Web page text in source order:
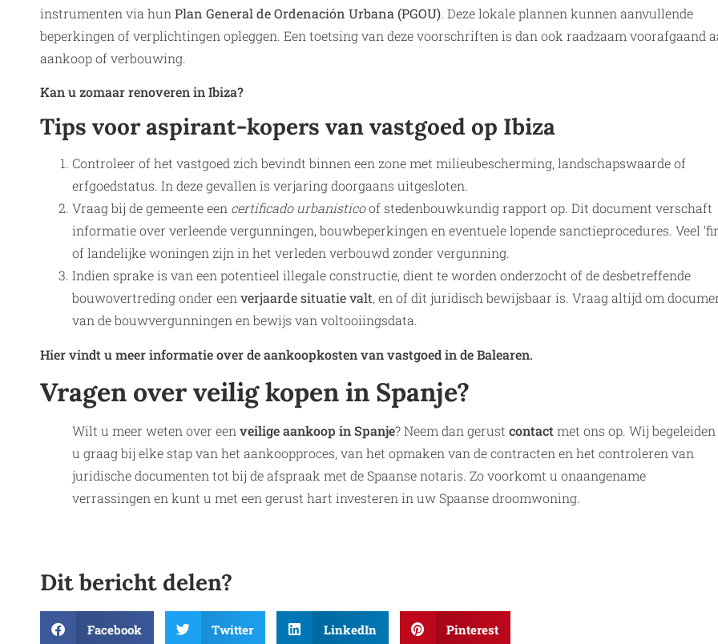
instrumenten via hun Plan General de Ordenación Urbana (PGOU). Deze lokale plannen kunnen aanvullende
beperkingen of verplichtingen opleggen. Een toetsing van deze voorschriften is dan ook raadzaam voorafgaand
aankoop of verbouwing.
Kan u zomaar renoveren in Ibiza?
Tips voor aspirant-kopers van vastgoed op Ibiza
Controleer of het vastgoed zich bevindt binnen een zone met milieubescherming, landschapswaarde of
erfgoedstatus. In deze gevallen is verjaring doorgaans uitgesloten.
Vraag bij de gemeente een certificado urbanísticoof stedenbouwkundig rapport op. Dit document verschaft
informatie over verleende vergunningen, bouwbeperkingen en eventuele lopende sanctieprocedures. Veel
of landelijke woningen zijn in het verleden verbouwd zonder vergunning.
Indien sprake is van een potentieel illegale constructie, dient te worden onderzocht of de desbetreffende
bouwovertreding onder eenverjaarde situatie valt, en of dit juridisch bewijsbaar is. Vraag altijd om
van de bouwvergunningen en bewijs van voltooiingsdata.
Hier vindt u meer informatie over de aankoopkosten van vastgoed in de Balearen.
Vragen over veilig kopen in Spanje?
Wilt u meer weten over een veilige aankoop in Spanje? Neem dan gerust contact met ons op. Wij begeleiden
u graag bij elke stap van het aankoopproces, van het opmaken van de contracten en het controleren van
juridische documenten tot bij de afspraak met de Spaanse notaris. Zo voorkomt u onaangename
verrassingen en kunt u met een gerust hart investeren in uw Spaanse droomwoning.
Dit bericht delen?
Facebook Twitter LinkedIn Pinterest